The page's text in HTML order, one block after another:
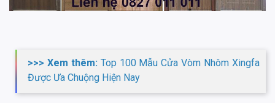
>>> Xem thêm: Top 100 Mẫu Cửa Vòm Nhôm Xingfa
Được Ưa Chuộng Hiện Nay